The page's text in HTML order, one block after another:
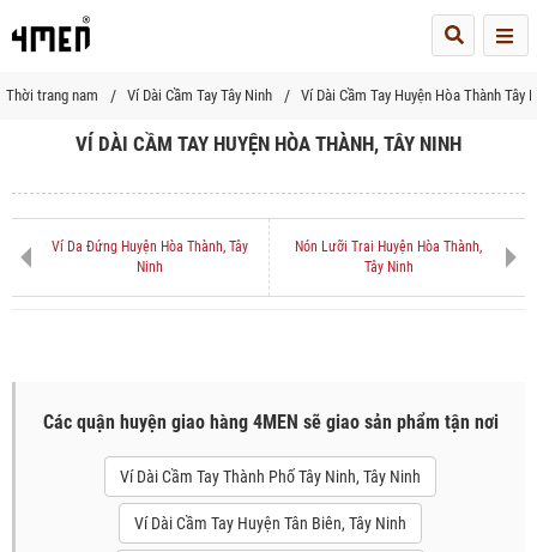
Thời trang nam Ví Dài Cầm Tay Tây Ninh Ví Dài Cầm Tay Huyện Hòa Thành Tây
VÍ DÀI CẦM TAY HUYỆN HÒA THÀNH, TÂY NINH
Ví Da Đứng Huyện Hòa Thành, Tây
Ninh
Nón Lưỡi Trai Huyện Hòa Thành,
Tây Ninh
Các quận huyện giao hàng 4MEN sẽ giao sản phẩm tận nơi
Ví Dài Cầm Tay Thành Phố Tây Ninh, Tây Ninh
Ví Dài Cầm Tay Huyện Tân Biên, Tây Ninh